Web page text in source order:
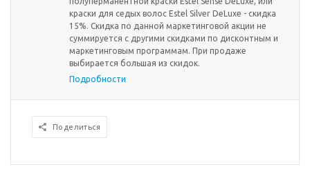
краски для седых волос Estel Silver DeLuxe - скидка
15%. Скидка по данной маркетинговой акции не
суммируется с другими скидками по дисконтным и
маркетинговым программам. При продаже
выбирается большая из скидок.
Подробности
Поделиться